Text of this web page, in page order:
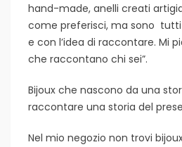
hand-made, anelli creati
come preferisci, ma sono
e con l’idea di raccontare. Mi
che raccontano chi sei”.
Bijoux che nascono da una
raccontare una storia del
Nel mio negozio non trovi